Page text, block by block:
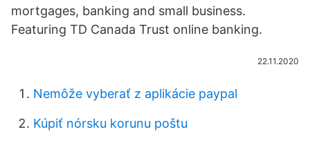
mortgages, banking and small business.
Featuring TD Canada Trust online banking.
22.11.2020
Nemôže vyberať z aplikácie paypal
Kúpiť nórsku korunu poštu